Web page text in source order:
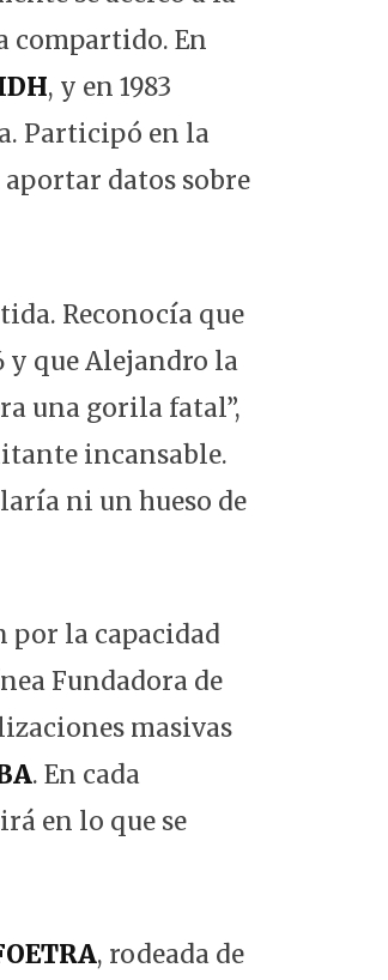
compartido. En
, y en 1983
Participó en la
datos sobre
Reconocía que
y que Alejandro la
una gorila fatal”,
incansable.
ni un hueso de
por la capacidad
Fundadora de
masivas
. En cada
en lo que se
, rodeada de